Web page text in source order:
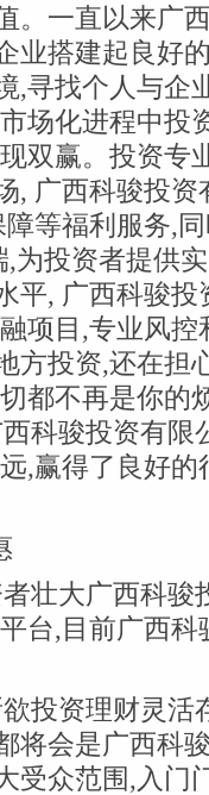
。一直以来广
业搭建起良好
,寻找个人与企
场化进程中投
双赢。投资专
, 广西科骏投
等福利服务,
,为投资者提供
平, 广西科骏
项目,专业风
方投资,还在担
都不再是你的
科骏投资有限
,赢得了良好
壮大广西科骏
台,目前广西
投资理财灵活
将会是广西科
受众范围,入门